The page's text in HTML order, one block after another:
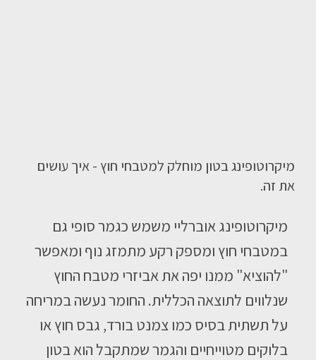
מיקרוטופינג בטון מוחלק למטבחי חוץ - איך עושים
את זה.
מיקרוטופינג אוברליי משמש כגמר סופי גם
במטבחי חוץ ומספק רקע מתמזג נוף ומאפשר
"להוציא" ממנו יפה את אביזרי מטבח החוץ
שנלווים לתוצאה הכללית. החומר נעשה במריחה
על תשתית בסיס כמו צמנט בורד, גבס חוץ או
בלוקים מטוייחיים והגמר שמתקבל הוא בטון